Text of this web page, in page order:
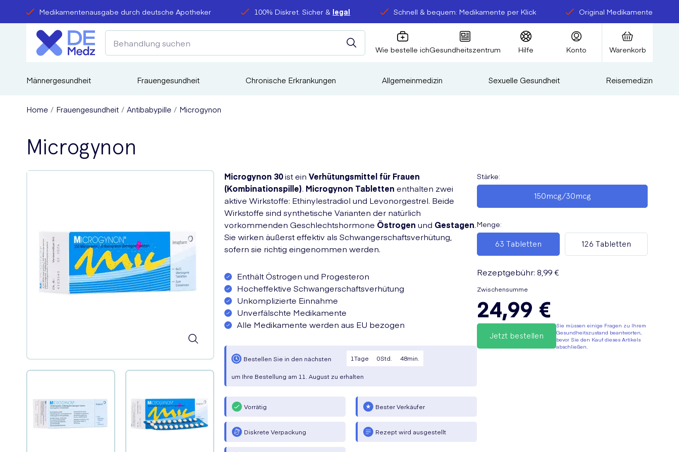
Medikamentenausgabe durch deutsche Apotheker 100% Diskret. Sicher & legal Schnell & bequem: Medikamente per Klick Original Medikamente
Wie bestelle ichGesundheitszentrum Hilfe Konto Warenkorb
Männergesundheit Frauengesundheit Chronische Erkrankungen Allgemeinmedizin Sexuelle Gesundheit Reisemedizin
Home Frauengesundheit Antibabypille Microgynon
Microgynon
Microgynon 30ist ein Verhütungsmittel für Frauen
(Kombinationspille). Microgynon Tabletten enthalten zwei
aktive Wirkstoffe: Ethinylestradiol und Levonorgestrel. Beide
Wirkstoffe sind synthetische Varianten der natürlich
vorkommenden Geschlechtshormone Östrogen und Gestagen.
Sie wirken äußerst effektiv als Schwangerschaftsverhütung,
sofern sie richtig eingenommen werden.
Enthält Östrogen und Progesteron
Hocheffektive Schwangerschaftsverhütung
Unkomplizierte Einnahme
Unverfälschte Medikamente
Alle Medikamente werden aus EU bezogen
Bestellen Sie in den nächsten 1Tage 0Std. 48min.
um Ihre Bestellung am 11. August zu erhalten
Vorrätig Bester Verkäufer
Diskrete Verpackung Rezept wird ausgestellt
Stärke:
150mcg/30mcg
Menge:
63 Tabletten 126 Tabletten
Rezeptgebühr: 8,99 €
Zwischensumme
24,99 €
Jetzt bestellen
Sie müssen einige Fragen zu Ihrem
Gesundheitszustand beantworten,
bevor Sie den Kauf dieses Artikels
abschließen.